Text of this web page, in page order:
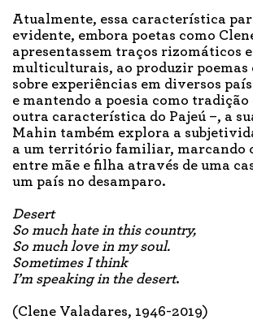
Atualmente, essa característica
evidente, embora poetas como
apresentassem traços rizomáticos e
multiculturais, ao produzir poemas
sobre experiências em diversos
e mantendo a poesia como
outra característica do Pajeú –, a
Mahin também explora a
a um território familiar, marcando
entre mãe e filha através de uma
um país no desamparo.
Desert
So much hate in this country,
So much love in my soul.
Sometimes I think
I’m speaking in the desert.
(Clene Valadares, 1946-2019)